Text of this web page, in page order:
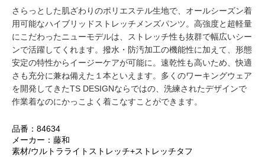
さらっとした肌ざわりのポリエステル生地で、オールシーズン着
用可能なハイブリッドストレッチメンズパンツ。高強度と超軽量
にこだわったニューモデルは、ストレッチ性も抜群で幅広いシー
ンで活躍してくれます。撥水・防汚加工の機能性に加えて、形態
安定の特性からイージーケアが可能に。速乾性も高いため、快適
さも充分に兼ね備えた１本といえます。多くのワーキングウェア
を開発してきたTS DESIGNならではの、洗練されたデザインで
作業着なのにかっこよく着こなすことができます。
品番：84634
メーカー：藤和
素材/ウルトラライトストレッチ+ストレッチタフ